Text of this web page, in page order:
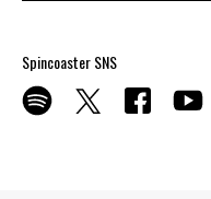
Spincoaster SNS